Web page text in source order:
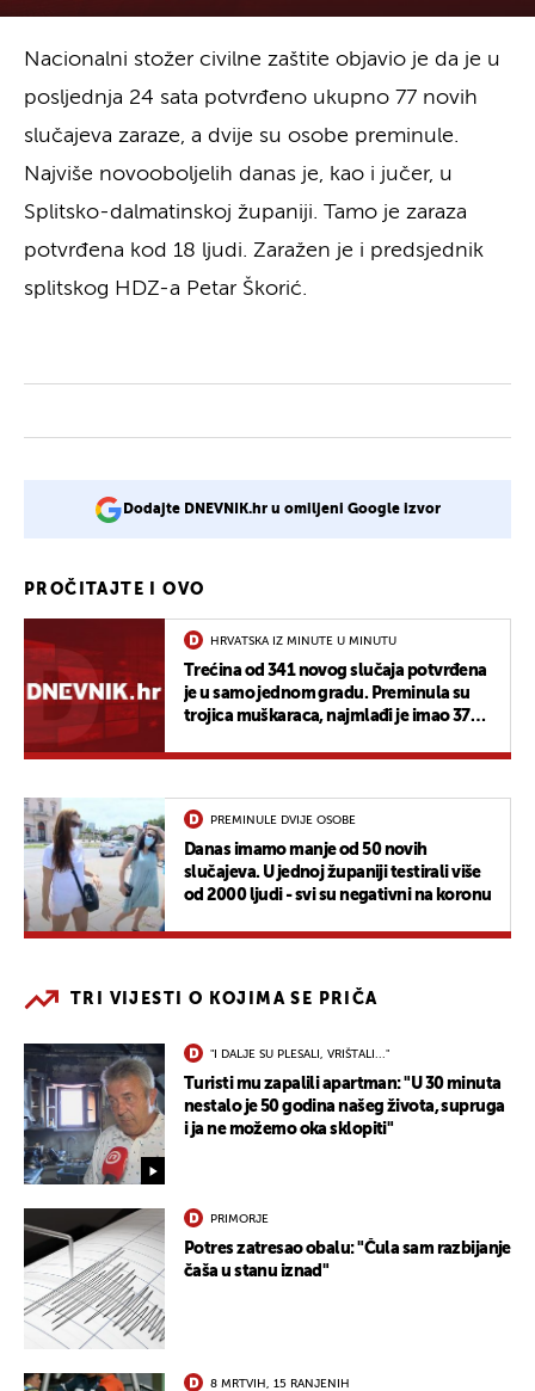
Nacionalni stožer civilne zaštite objavio je da je u
posljednja 24 sata potvrđeno ukupno 77 novih
slučajeva zaraze, a dvije su osobe preminule.
Najviše novooboljelih danas je, kao i jučer, u
Splitsko-dalmatinskoj županiji. Tamo je zaraza
potvrđena kod 18 ljudi. Zaražen je i predsjednik
splitskog HDZ-a Petar Škorić.
Dodajte DNEVNIK.hr u omiljeni Google izvor
PROČITAJTE I OVO
HRVATSKA IZ MINUTE U MINUTU
Trećina od 341 novog slučaja potvrđena
je u samo jednom gradu. Preminula su
trojica muškaraca, najmlađi je imao 37
PREMINULE DVIJE OSOBE
Danas imamo manje od 50 novih
slučajeva. U jednoj županiji testirali više
od 2000 ljudi - svi su negativni na koronu
TRI VIJESTI O KOJIMA SE PRIČA
"I DALJE SU PLESALI, VRIŠTALI..."
Turisti mu zapalili apartman: "U 30 minuta
nestalo je 50 godina našeg života, supruga
i ja ne možemo oka sklopiti"
PRIMORJE
Potres zatresao obalu: "Čula sam razbijanje
čaša u stanu iznad"
8 MRTVIH, 15 RANJENIH